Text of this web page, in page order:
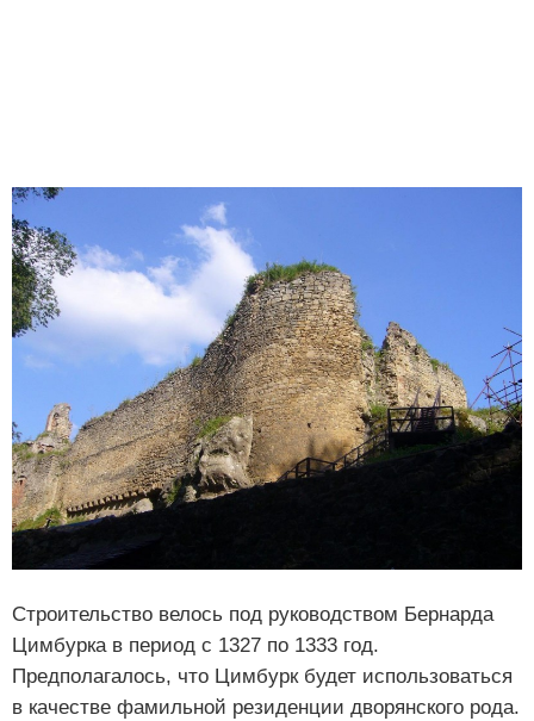
Строительство велось под руководством Бернарда
Цимбурка в период с 1327 по 1333 год.
Предполагалось, что Цимбурк будет использоваться
в качестве фамильной резиденции дворянского рода.